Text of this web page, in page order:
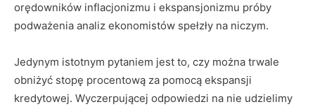
orędowników inflacjonizmu i ekspansjonizmu próby
podważenia analiz ekonomistów spełzły na niczym.
Jedynym istotnym pytaniem jest to, czy można trwale
obniżyć stopę procentową za pomocą ekspansji
kredytowej. Wyczerpującej odpowiedzi na nie udzielimy